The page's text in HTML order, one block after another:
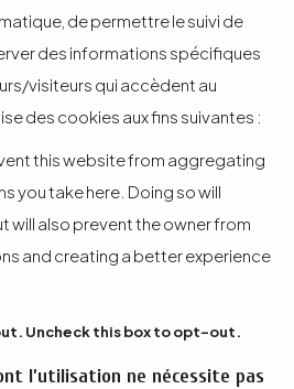
de permettre le suivi de
des informations spécifiques
visiteurs qui accèdent au
des cookies aux fins suivantes :
this website from aggregating
you take here. Doing so will
will also prevent the owner from
and creating a better experience
Uncheck this box to opt-out.
l’utilisation ne nécessite pas